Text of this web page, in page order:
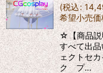
(税込:
希望小売価
☆【商品説
すべて出
ェクトセ
ク プ…